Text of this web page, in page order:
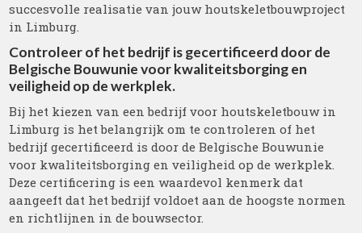
succesvolle realisatie van jouw houtskeletbouwproject
in Limburg.
Controleer of het bedrijf is gecertificeerd door de
Belgische Bouwunie voor kwaliteitsborging en
veiligheid op de werkplek.
Bij het kiezen van een bedrijf voor houtskeletbouw in
Limburg is het belangrijk om te controleren of het
bedrijf gecertificeerd is door de Belgische Bouwunie
voor kwaliteitsborging en veiligheid op de werkplek.
Deze certificering is een waardevol kenmerk dat
aangeeft dat het bedrijf voldoet aan de hoogste normen
en richtlijnen in de bouwsector.